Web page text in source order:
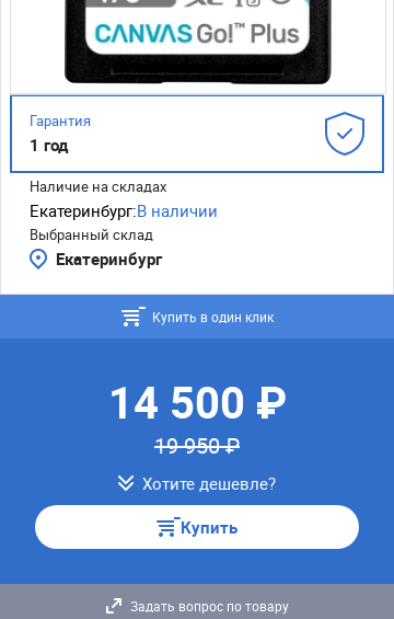
Гарантия
1 год
Наличие на складах
Екатеринбург:В наличии
Выбранный склад
Екатеринбург
Купить в один клик
14 500 ₽
19 950 ₽
Хотите дешевле?
Купить
Задать вопрос по товару